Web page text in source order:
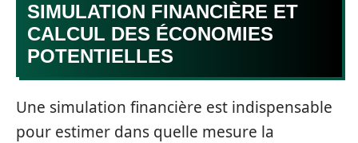
SIMULATION FINANCIÈRE ET
CALCUL DES ÉCONOMIES
POTENTIELLES
Une simulation financière est indispensable
pour estimer dans quelle mesure la